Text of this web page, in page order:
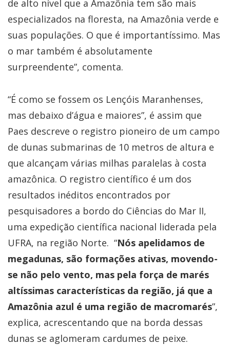
de alto nível que a Amazônia tem são mais
especializados na floresta, na Amazônia verde e
suas populações. O que é importantíssimo. Mas
o mar também é absolutamente
surpreendente”, comenta.
“É como se fossem os Lençóis Maranhenses,
mas debaixo d’água e maiores”, é assim que
Paes descreve o registro pioneiro de um campo
de dunas submarinas de 10 metros de altura e
que alcançam várias milhas paralelas à costa
amazônica. O registro científico é um dos
resultados inéditos encontrados por
pesquisadores a bordo do Ciências do Mar II,
uma expedição científica nacional liderada pela
UFRA, na região Norte. “Nós apelidamos de
megadunas, são formações ativas, movendo-
se não pelo vento, mas pela força de marés
altíssimas características da região, já que a
Amazônia azul é uma região de macromarés”,
explica, acrescentando que na borda dessas
dunas se aglomeram cardumes de peixe.